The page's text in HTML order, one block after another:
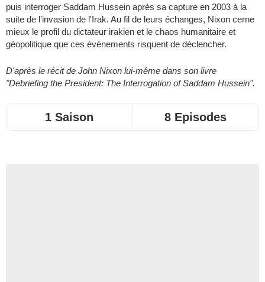
puis interroger Saddam Hussein après sa capture en 2003 à la
suite de l'invasion de l'Irak. Au fil de leurs échanges, Nixon cerne
mieux le profil du dictateur irakien et le chaos humanitaire et
géopolitique que ces événements risquent de déclencher.
D'après le récit de John Nixon lui-même dans son livre
"Debriefing the President: The Interrogation of Saddam Hussein".
1 Saison 8 Episodes